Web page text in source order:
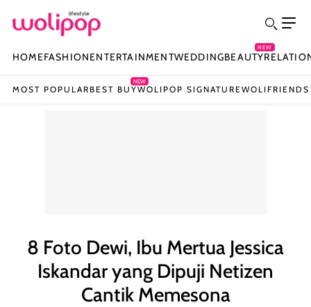
HOMEFASHIONENTERTAINMENTWEDDINGBEAUTY
NEW
MOST POPULAR BEST BUY
NEW
WOLIPOP SIGNATUREWOLIFRIENDS
8 Foto Dewi, Ibu Mertua Jessica
Iskandar yang Dipuji Netizen
Cantik Memesona